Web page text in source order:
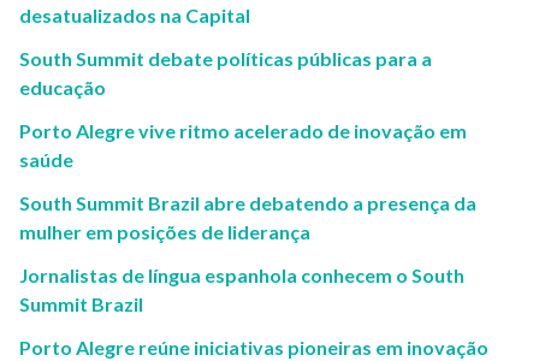
desatualizados na Capital
South Summit debate políticas públicas para a
educação
Porto Alegre vive ritmo acelerado de inovação em
saúde
South Summit Brazil abre debatendo a presença da
mulher em posições de liderança
Jornalistas de língua espanhola conhecem o South
Summit Brazil
Porto Alegre reúne iniciativas pioneiras em inovação